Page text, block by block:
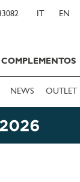
IT EN
COMPLEMENTOS
NEWS OUTLET